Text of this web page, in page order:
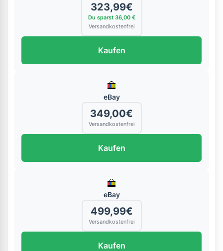
323,99€
Du sparst 36,00 €
Versandkostenfrei
Kaufen
eBay
349,00€
Versandkostenfrei
Kaufen
eBay
499,99€
Versandkostenfrei
Kaufen